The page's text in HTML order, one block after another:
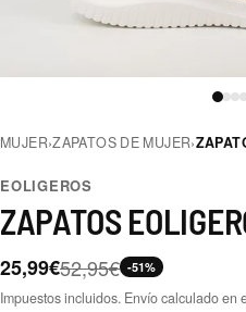
MUJER›ZAPATOS DE MUJER›
EOLIGEROS
ZAPATOS
25,99€52,95€ -51%
Impuestos incluidos. Envío calculado en